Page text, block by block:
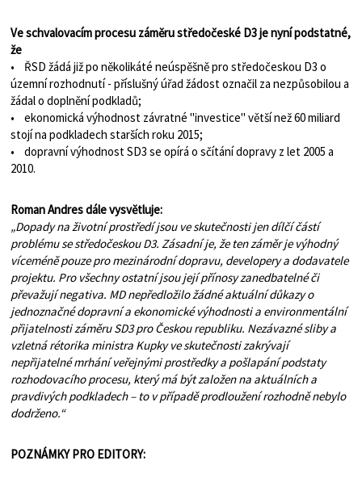
Ve schvalovacím procesu záměru středočeské D3 je nyní podstatné,
že
• ŘSD žádá již po několikáté neúspěšně pro středočeskou D3 o
územní rozhodnutí - příslušný úřad žádost označil za nezpůsobilou a
žádal o doplnění podkladů;
• ekonomická výhodnost závratné "investice" větší než 60 miliard
stojí na podkladech starších roku 2015;
• dopravní výhodnost SD3 se opírá o sčítání dopravy z let 2005 a
2010.
Roman Andres dále vysvětluje:
„Dopady na životní prostředí jsou ve skutečnosti jen dílčí částí
problému se středočeskou D3. Zásadní je, že ten záměr je výhodný
víceméně pouze pro mezinárodní dopravu, developery a dodavatele
projektu. Pro všechny ostatní jsou její přínosy zanedbatelné či
převažují negativa. MD nepředložilo žádné aktuální důkazy o
jednoznačné dopravní a ekonomické výhodnosti a environmentální
přijatelnosti záměru SD3 pro Českou republiku. Nezávazné sliby a
vzletná rétorika ministra Kupky ve skutečnosti zakrývají
nepřijatelné mrhání veřejnými prostředky a pošlapání podstaty
rozhodovacího procesu, který má být založen na aktuálních a
pravdivých podkladech – to v případě prodloužení rozhodně nebylo
dodrženo.“
POZNÁMKY PRO EDITORY: